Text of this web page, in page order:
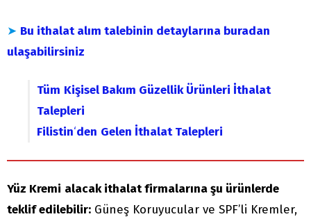
➤ Bu ithalat alım talebinin detaylarına buradan
ulaşabilirsiniz
Tüm Kişisel Bakım Güzellik Ürünleri İthalat
Talepleri
Filistin‘den Gelen İthalat Talepleri
Yüz Kremi alacak ithalat firmalarına şu ürünlerde
teklif edilebilir: Güneş Koruyucular ve SPF’li Kremler,